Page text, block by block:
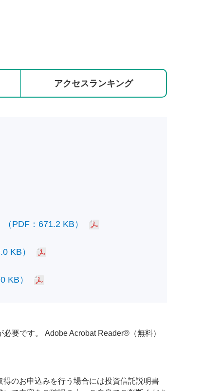
アクセスランキング
PDF：671.2 KB）
KB）
KB）
要です。 Adobe Acrobat Reader®（無料）
のお申込みを行う場合には投資信託説明書